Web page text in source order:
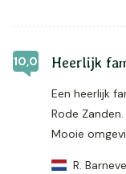
10,0 Heerlijk
Een heerlijk
Rode
Mooie
R.